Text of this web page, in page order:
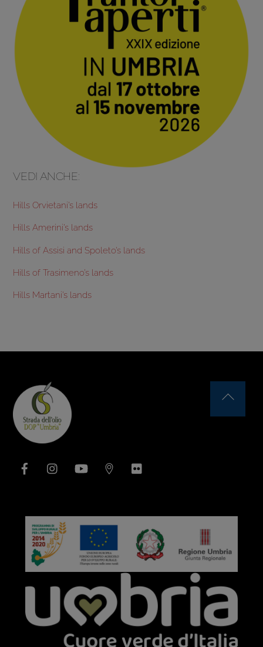
VEDI ANCHE:
Hills Orvietani’s lands
Hills Amerini’s lands
Hills of Assisi and Spoleto’s lands
Hills of Trasimeno’s lands
Hills Martani’s lands
YouTube